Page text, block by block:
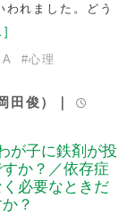
れました。どう
#心理
田俊）｜
が子に鉄剤が投
か？／依存症
必要なときだ
？